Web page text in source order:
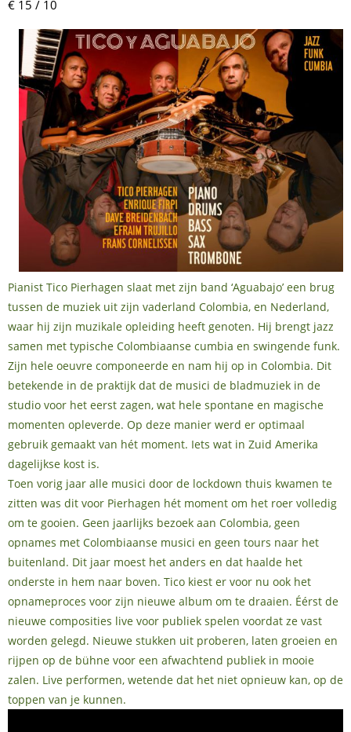
€ 15 / 10
Pianist Tico Pierhagen slaat met zijn band ‘Aguabajo’ een brug
tussen de muziek uit zijn vaderland Colombia, en Nederland,
waar hij zijn muzikale opleiding heeft genoten. Hij brengt jazz
samen met typische Colombiaanse cumbia en swingende funk.
Zijn hele oeuvre componeerde en nam hij op in Colombia. Dit
betekende in de praktijk dat de musici de bladmuziek in de
studio voor het eerst zagen, wat hele spontane en magische
momenten opleverde. Op deze manier werd er optimaal
gebruik gemaakt van hét moment. Iets wat in Zuid Amerika
dagelijkse kost is.
Toen vorig jaar alle musici door de lockdown thuis kwamen te
zitten was dit voor Pierhagen hét moment om het roer volledig
om te gooien. Geen jaarlijks bezoek aan Colombia, geen
opnames met Colombiaanse musici en geen tours naar het
buitenland. Dit jaar moest het anders en dat haalde het
onderste in hem naar boven. Tico kiest er voor nu ook het
opnameproces voor zijn nieuwe album om te draaien. Éérst de
nieuwe composities live voor publiek spelen voordat ze vast
worden gelegd. Nieuwe stukken uit proberen, laten groeien en
rijpen op de bühne voor een afwachtend publiek in mooie
zalen. Live performen, wetende dat het niet opnieuw kan, op de
toppen van je kunnen.